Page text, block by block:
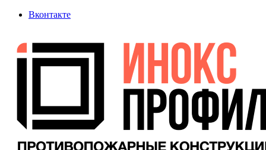
Вконтакте